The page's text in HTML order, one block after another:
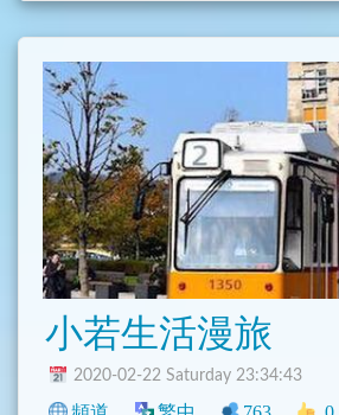
小若生活漫旅
2020-02-22 Saturday 23:34:43